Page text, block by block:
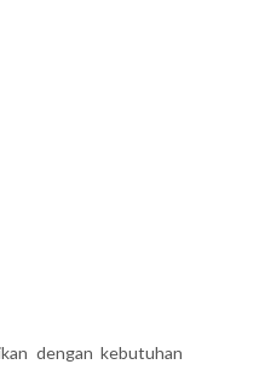
dengan kebutuhan